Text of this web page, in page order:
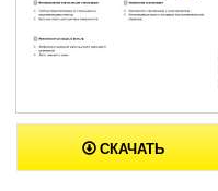
СКАЧАТЬ